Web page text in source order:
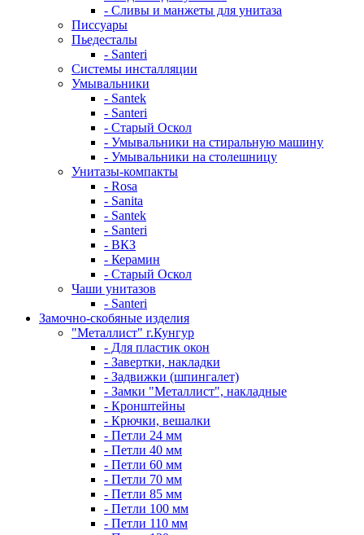
- Сливы и манжеты для унитаза
Писсуары
Пьедесталы
- Santeri
Системы инсталляции
Умывальники
- Santek
- Santeri
- Старый Оскол
- Умывальники на стиральную машину
- Умывальники на столешницу
Унитазы-компакты
- Rosa
- Sanita
- Santek
- Santeri
- ВКЗ
- Керамин
- Старый Оскол
Чаши унитазов
- Santeri
Замочно-скобяные изделия
"Металлист" г.Кунгур
- Для пластик окон
- Завертки, накладки
- Задвижки (шпингалет)
- Замки "Металлист", накладные
- Кронштейны
- Крючки, вешалки
- Петли 24 мм
- Петли 40 мм
- Петли 60 мм
- Петли 70 мм
- Петли 85 мм
- Петли 100 мм
- Петли 110 мм